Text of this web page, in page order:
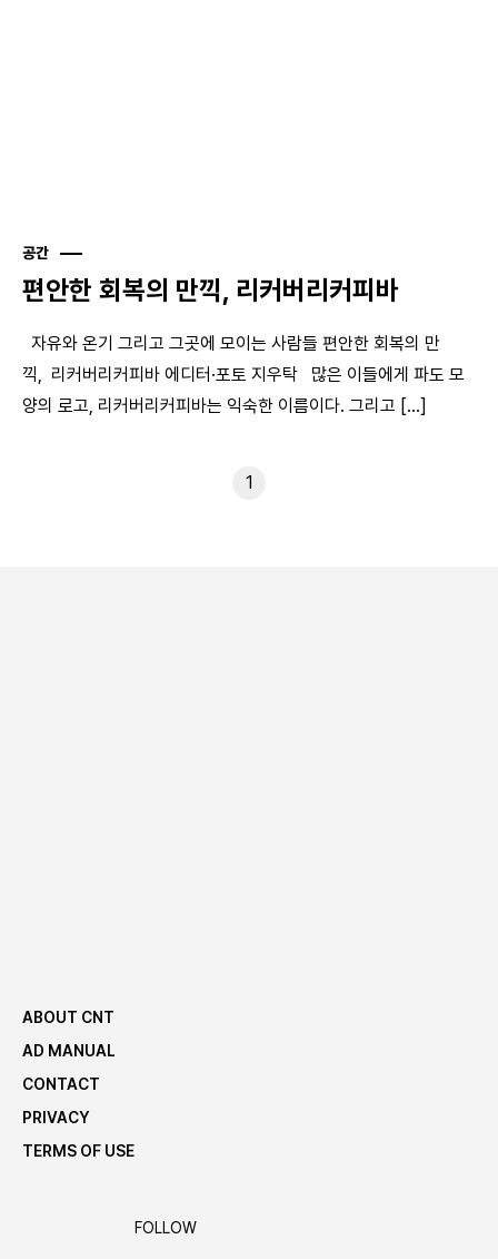
공간
편안한 회복의 만끽, 리커버리커피바
자유와 온기 그리고 그곳에 모이는 사람들 편안한 회복의 만
끽, 리커버리커피바 에디터·포토 지우탁 많은 이들에게 파도 모
양의 로고, 리커버리커피바는 익숙한 이름이다. 그리고 [...]
1
ABOUT CNT
AD MANUAL
CONTACT
PRIVACY
TERMS OF USE
FOLLOW